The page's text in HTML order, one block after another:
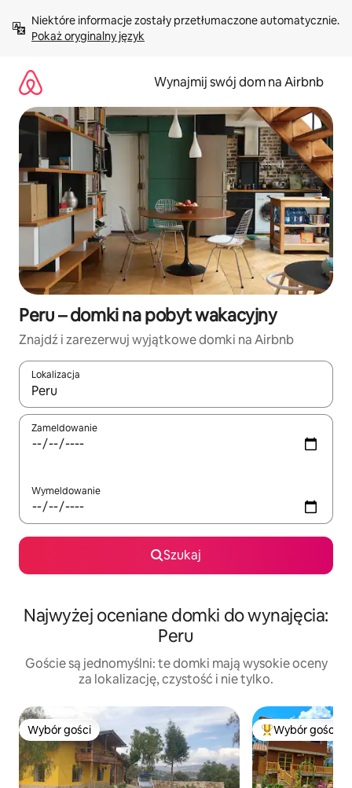
treści Pokaż oryginalny język
Wynajmij swój dom na Airbnb
Peru – domki na pobyt wakacyjny
Znajdź i zarezerwuj wyjątkowe domki na Airbnb
Lokalizacja
Gdy wyniki będą dostępne, możesz poruszać się po nich za
Zameldowanie
Wymeldowanie
Szukaj
Najwyżej oceniane domki do wynajęcia:
Peru
Goście są jednomyślni: te domki mają wysokie oceny
za lokalizację, czystość i nie tylko.
Wybór gości
Wybór gości Wybór gości